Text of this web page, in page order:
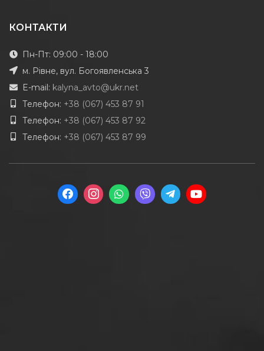
КОНТАКТИ
Пн-Пт: 09:00 - 18:00
м. Рівне, вул. Богоявленська 3
E-mail: kalyna_avto@ukr.net
Телефон: +38 (067) 453 87 91
Телефон: +38 (067) 453 87 92
Телефон: +38 (067) 453 87 99